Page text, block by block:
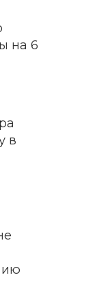
на 6
в